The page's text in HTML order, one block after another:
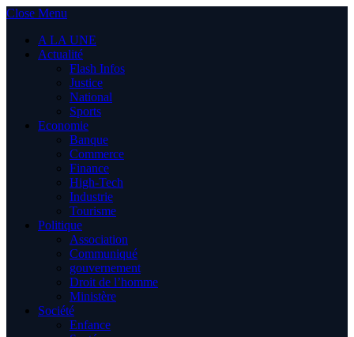
Close Menu
A LA UNE
Actualité
Flash Infos
Justice
National
Sports
Economie
Banque
Commerce
Finance
High-Tech
Industrie
Tourisme
Politique
Association
Communiqué
gouvernement
Droit de l’homme
Ministère
Société
Enfance